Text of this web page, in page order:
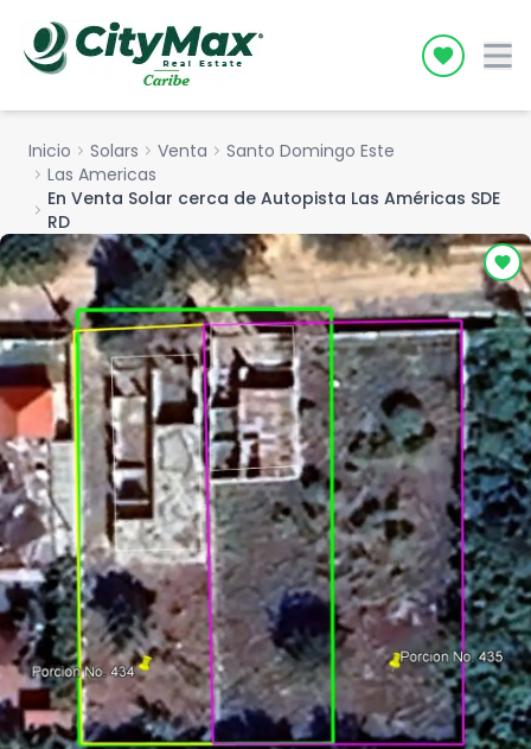
Icon
Inicio chevron_right Solars chevron_right Venta chevron_right Santo Domingo Este
chevron_right Las Americas
chevron_right En Venta Solar cerca de Autopista Las Américas SDE
RD